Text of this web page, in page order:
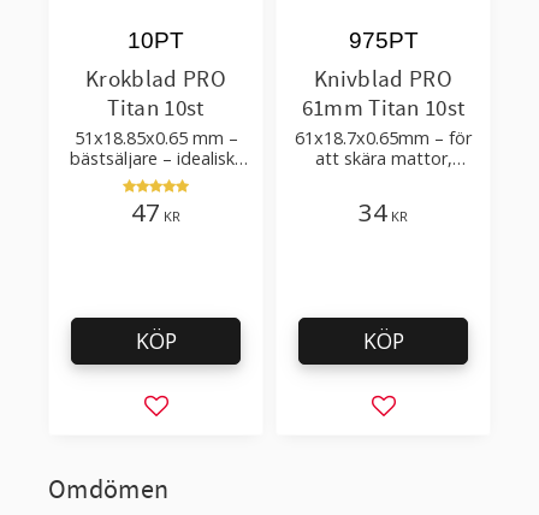
Omdömen
Krokblad PRO
Titan 10st
51x18.85x0.65 mm –
bästsäljare – idealiskt
för tak-, golvläggning
10PT
47 KR
Lägg till i favoriter
KÖP
Knivblad PRO
61mm Titan 10st
61x18.7x0.65mm – för
att skära mattor,
975PT
34 KR
Lägg till i
KÖP